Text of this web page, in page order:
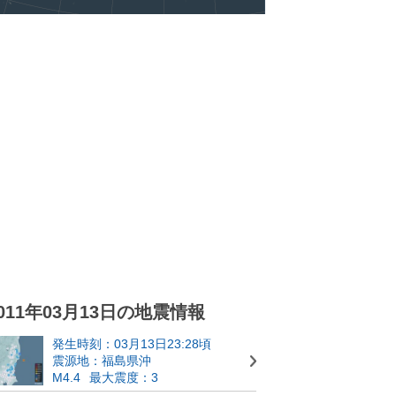
年03月13日の地震情報
発生時刻：03月13日23:28頃
震源地：福島県沖
M4.4
最大震度：3